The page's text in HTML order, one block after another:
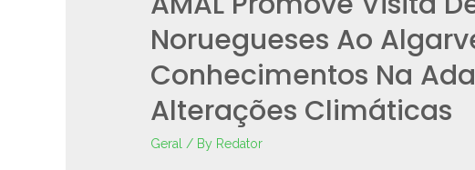
Noruegueses Ao
Conhecimentos Na
Alterações Climáticas
Geral / By Redator